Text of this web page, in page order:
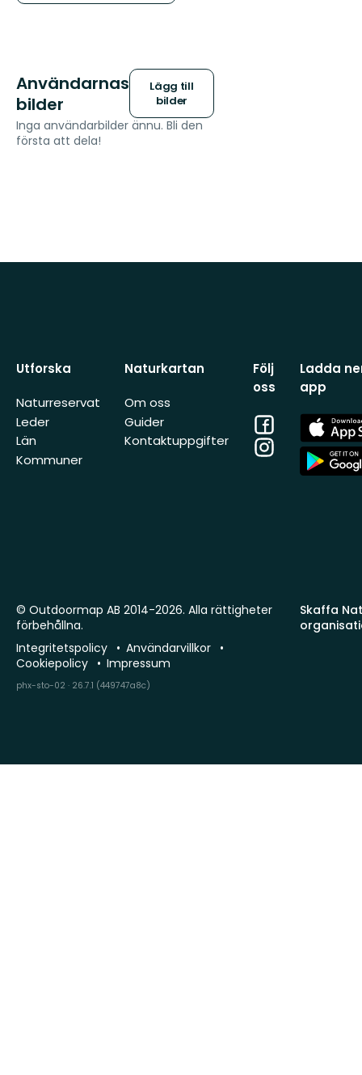
Användarnas
bilder
Lägg till
bilder
Inga användarbilder ännu. Bli den
första att dela!
Utforska
Naturreservat
Leder
Län
Kommuner
Naturkartan
Om oss
Guider
Kontaktuppgifter
Följ
oss
Facebook
Instagram
Ladda
app
App
Store
App
Store
Skaffa
© Outdoormap AB 2014-2026. Alla rättigheter
förbehållna.
Integritetspolicy
Användarvillkor
Cookiepolicy
Impressum
phx-sto-02 · 26.7.1 (449747a8c)